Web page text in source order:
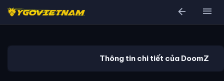
arrow_back menu
Thông tin chi tiết của DoomZ